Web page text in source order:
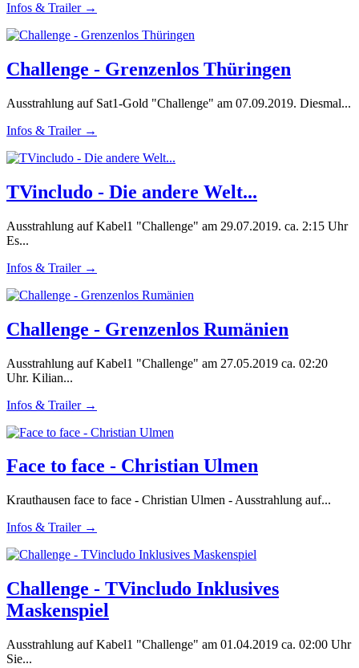
Infos & Trailer →
Challenge - Grenzenlos Thüringen
Ausstrahlung auf Sat1-Gold "Challenge" am 07.09.2019. Diesmal...
Infos & Trailer →
TVincludo - Die andere Welt...
Ausstrahlung auf Kabel1 "Challenge" am 29.07.2019. ca. 2:15 Uhr
Es...
Infos & Trailer →
Challenge - Grenzenlos Rumänien
Ausstrahlung auf Kabel1 "Challenge" am 27.05.2019 ca. 02:20
Uhr. Kilian...
Infos & Trailer →
Face to face - Christian Ulmen
Krauthausen face to face - Christian Ulmen - Ausstrahlung auf...
Infos & Trailer →
Challenge - TVincludo Inklusives
Maskenspiel
Ausstrahlung auf Kabel1 "Challenge" am 01.04.2019 ca. 02:00 Uhr
Sie...